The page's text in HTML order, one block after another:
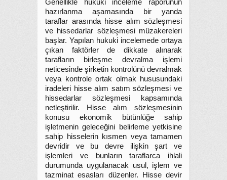
Genellikle hukuki inceleme raporunun
hazırlanma aşamasında bir yanda
taraflar arasında hisse alım sözleşmesi
ve hissedarlar sözleşmesi müzakereleri
başlar. Yapılan hukuki incelemede ortaya
çıkan faktörler de dikkate alınarak
tarafların birleşme devralma işlemi
neticesinde şirketin kontrolünü devralmak
veya kontrole ortak olmak hususundaki
iradeleri hisse alım satım sözleşmesi ve
hissedarlar sözleşmesi kapsamında
netleştirilir. Hisse alım sözleşmesinin
konusu ekonomik bütünlüğe sahip
işletmenin geleceğini belirleme yetkisine
sahip hisselerin kısmen veya tamamen
devridir ve bu devre ilişkin şart ve
işlemleri ve bunların taraflarca ihlali
durumunda uygulanacak usul, işlem ve
tazminat esasları düzenler. Hisse devir